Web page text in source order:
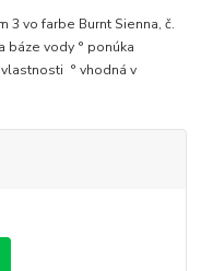
3 vo farbe Burnt Sienna, č.
báze vody ° ponúka
° vhodná v